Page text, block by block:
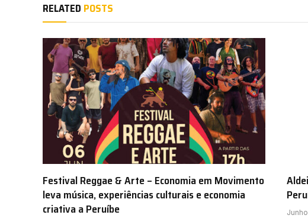
RELATED POSTS
Festival Reggae & Arte – Economia em Movimento
leva música, experiências culturais e economia
criativa a Peruíbe